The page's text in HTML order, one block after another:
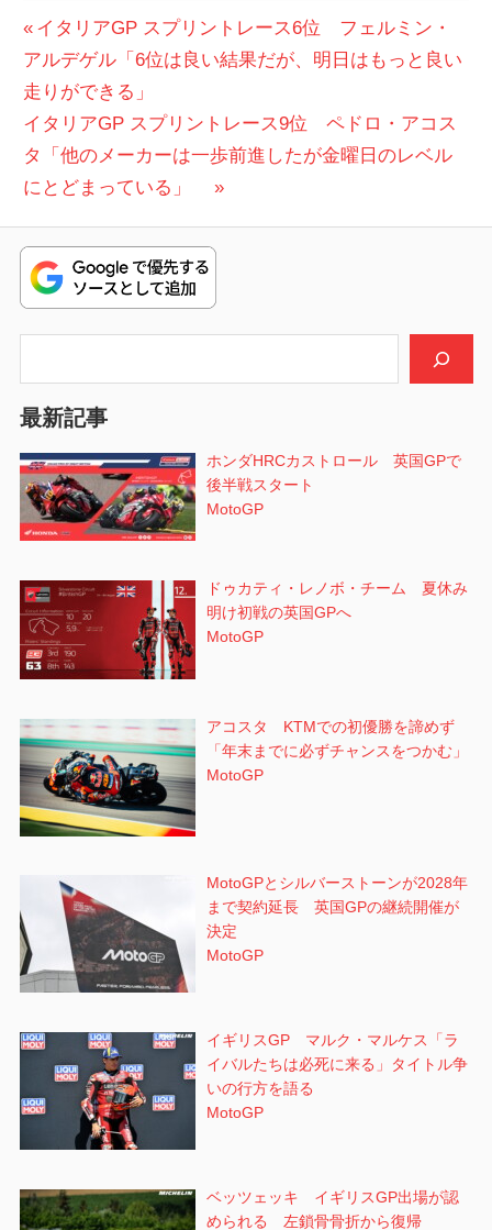
投
稿
ナ
ビ
ゲ
ー
シ
ョ
ン
前
の
投
稿:
イタリアGP スプリントレース6位 フェルミン・
アルデゲル「6位は良い結果だが、明日はもっと良い
走りができる」
次
の
投
イタリアGP スプリントレース9位 ペドロ・アコス
タ「他のメーカーは一歩前進したが金曜日のレベル
にとどまっている」
最新記事
ホンダHRCカストロール 英国GPで
後半戦スタート
MotoGP
ドゥカティ・レノボ・チーム 夏休み
明け初戦の英国GPへ
MotoGP
アコスタ KTMでの初優勝を諦めず
「年末までに必ずチャンスをつかむ」
MotoGP
MotoGPとシルバーストーンが2028年
まで契約延長 英国GPの継続開催が
決定
MotoGP
イギリスGP マルク・マルケス「ラ
イバルたちは必死に来る」タイトル争
いの行方を語る
MotoGP
ベッツェッキ イギリスGP出場が認
められる 左鎖骨骨折から復帰